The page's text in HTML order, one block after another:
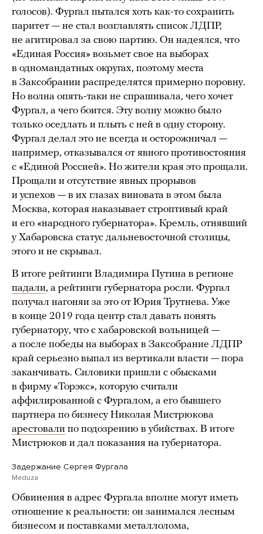
голосов). Фургал пытался хоть как-то сохранить
паритет — не стал возглавлять список ЛДПР,
не агитировал за свою партию. Он надеялся, что
«Единая Россия» возьмет свое на выборах
в одномандатных округах, поэтому места
в Заксобрании распределятся примерно поровну.
Но волна опять-таки не спрашивала, чего хочет
Фургал, а чего боится. Эту волну можно было
только оседлать и плыть с ней в одну сторону.
Фургал делал это не всегда и осторожничал —
например, отказывался от явного противостояния
с «Единой Россией». Но жители края это прощали.
Прощали и отсутствие явных прорывов
и успехов — в их глазах виновата в этом была
Москва, которая наказывает строптивый край
и его «народного губернатора». Кремль, отнявший
у Хабаровска статус дальневосточной столицы,
этого и не скрывал.
В итоге рейтинги Владимира Путина в регионе
падали, а рейтинги губернатора росли. Фургал
получал нагоняи за это от Юрия Трутнева. Уже
в конце 2019 года центр стал давать понять
губернатору, что с хабаровской вольницей —
а после победы на выборах в Заксобрание ЛДПР
край серьезно выпал из вертикали власти — пора
заканчивать. Силовики пришли с обысками
в фирму «Торэкс», которую считали
аффилированной с Фургалом, а его бывшего
партнера по бизнесу Николая Мистрюкова
арестовали по подозрению в убийствах. В итоге
Мистрюков и дал показания на губернатора.
Задержание Сергея Фургала
Meduza
Обвинения в адрес Фургала вполне могут иметь
отношение к реальности: он занимался лесным
бизнесом и поставками металлолома,